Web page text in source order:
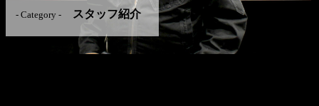
- Category - スタッフ紹介